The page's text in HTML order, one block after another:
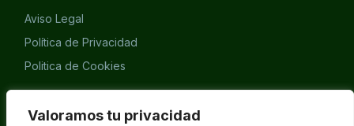
Valoramos tu privacidad
Aviso Legal
Política de Privacidad
Politica de Cookies